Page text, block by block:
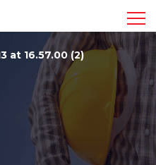
at 16.57.00 (2)